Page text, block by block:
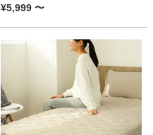
¥5,999 〜